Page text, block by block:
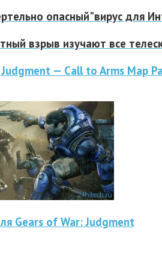
опасный"вирус для
взрыв изучают все
— Call to Arms Map
Gears of War: Judgment